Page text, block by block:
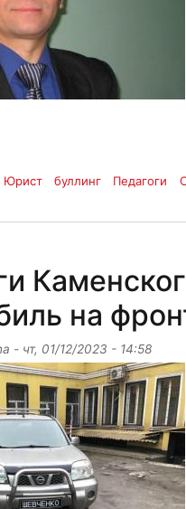
Юрист буллинг Педагоги
на
- чт, 01/12/2023 - 14:58